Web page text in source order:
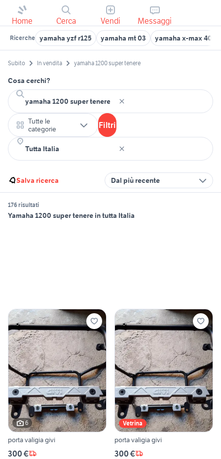
Home Cerca Vendi Messaggi
Ricerche yamaha yzf r125 yamaha mt 03 yamaha x-max 400
Subito In vendita yamaha 1200 super tenere
Cosa cerchi?
Tutte le
categorie
Filtri
Salva ricerca Dal più recente
176 risultati
Yamaha 1200 super tenere in tutta Italia
6
porta valigia givi
300 €
Vetrina
porta valigia givi
300 €